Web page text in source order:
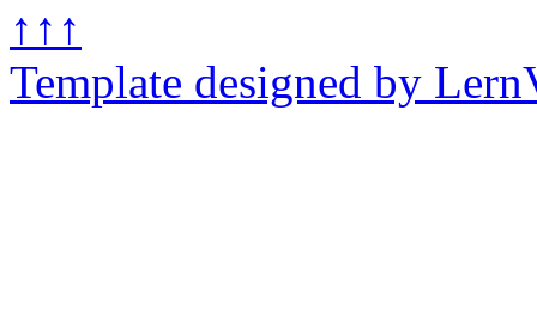
↑↑↑
Template designed by